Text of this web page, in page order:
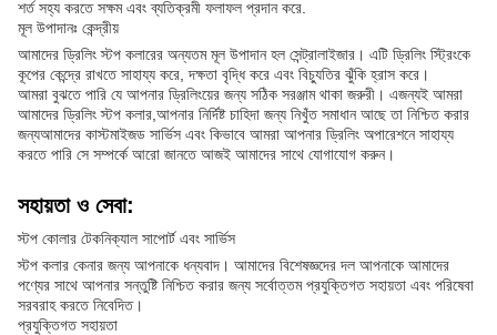
শর্ত সহ্য করতে সক্ষম এবং ব্যতিক্রমী ফলাফল প্রদান করে.
মূল উপাদানঃ কেন্দ্রীয়
আমাদের ড্রিলিং স্টপ কলারের অন্যতম মূল উপাদান হল সেন্ট্রালাইজার। এটি ড্রিলিং স্ট্রিংকে
কূপের কেন্দ্রে রাখতে সাহায্য করে, দক্ষতা বৃদ্ধি করে এবং বিচ্যুতির ঝুঁকি হ্রাস করে।
আমরা বুঝতে পারি যে আপনার ড্রিলিংয়ের জন্য সঠিক সরঞ্জাম থাকা জরুরী। এজন্যই আমরা
আমাদের ড্রিলিং স্টপ কলার,আপনার নির্দিষ্ট চাহিদা জন্য নিখুঁত সমাধান আছে তা নিশ্চিত করার
জন্যআমাদের কাস্টমাইজড সার্ভিস এবং কিভাবে আমরা আপনার ড্রিলিং অপারেশনে সাহায্য
করতে পারি সে সম্পর্কে আরো জানতে আজই আমাদের সাথে যোগাযোগ করুন।
সহায়তা ও সেবা:
স্টপ কোলার টেকনিক্যাল সাপোর্ট এবং সার্ভিস
স্টপ কলার কেনার জন্য আপনাকে ধন্যবাদ। আমাদের বিশেষজ্ঞদের দল আপনাকে আমাদের
পণ্যের সাথে আপনার সন্তুষ্টি নিশ্চিত করার জন্য সর্বোত্তম প্রযুক্তিগত সহায়তা এবং পরিষেবা
সরবরাহ করতে নিবেদিত।
প্রযুক্তিগত সহায়তা